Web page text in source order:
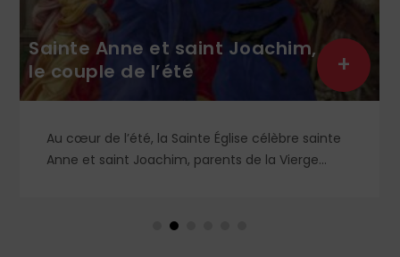
Sainte Anne et saint Joachim,
le couple de l’été
Au cœur de l’été, la Sainte Église célèbre sainte
Anne et saint Joachim, parents de la Vierge
en Orient qu’en Occident, célèbre par sa piété
+